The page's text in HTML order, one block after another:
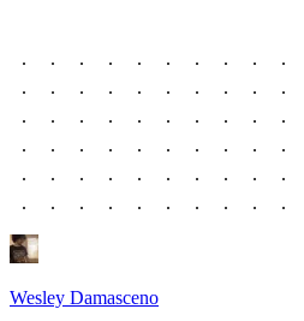
Wesley Damasceno